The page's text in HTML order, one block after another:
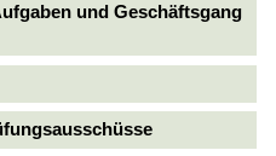
und Geschäftsgang